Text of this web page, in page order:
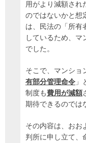
用がより減額され
のではないかと想
は、民法の「所有
しているため、マ
でした。
そこで、マンショ
有部分管理命令
制度も費用が減額
期待できるのでは
その内容は、おお
判所に申し立て、